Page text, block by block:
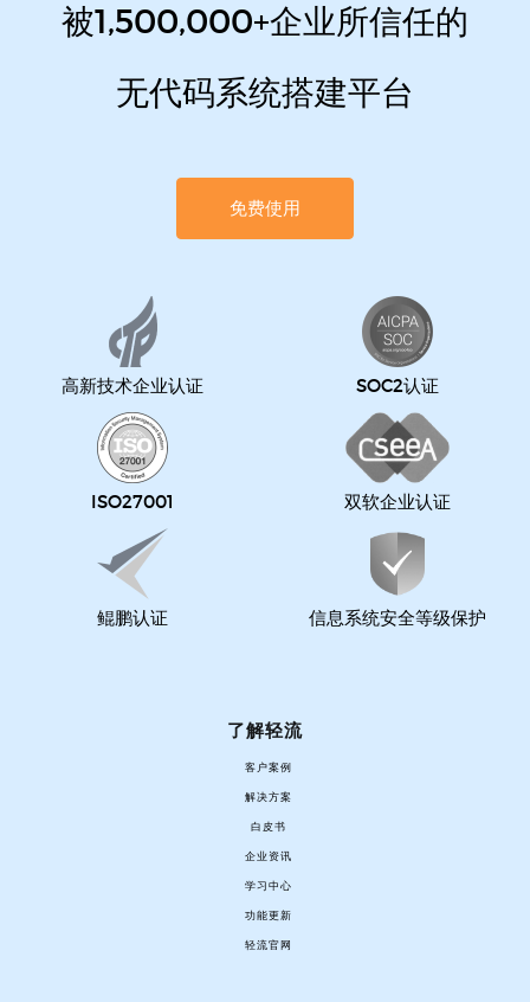
被1,500,000+企业所信任的
无代码系统搭建平台
免费使用
高新技术企业认证 SOC2认证
ISO27001 双软企业认证
鲲鹏认证 信息系统安全等级保护
了解轻流
客户案例
解决方案
白皮书
企业资讯
学习中心
功能更新
轻流官网